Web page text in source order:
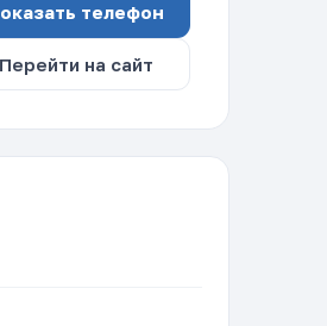
телефон
Перейти на сайт